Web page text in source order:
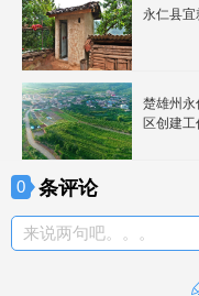
永仁县宜
楚雄州永
区创建工
0 条评论
来说两句吧。。。